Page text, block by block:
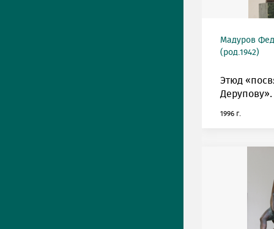
Мадуров
(род.1942)
Этюд
Дерупову».
1996 г.